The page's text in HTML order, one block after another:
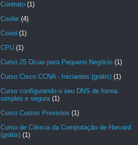
Contrato (1)
Cooler (4)
Covid (1)
CPU (1)
Curso 25 Dicas para Pequeno Negócio (1)
Curso Cisco CCNA - Iniciantes (grátis) (1)
Curso configurando o seu DNS de forma
simples e segura (1)
Curso Custos Previstos (1)
Curso de Ciência da Computação de Harvard
(grátis) (1)